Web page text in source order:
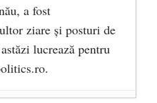
a fost
ziare și posturi de
lucrează pentru